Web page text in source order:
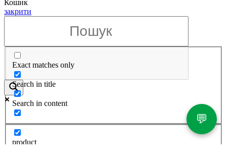
Кошик
закрити
Exact matches only
Search in title
Search in content
product
💬